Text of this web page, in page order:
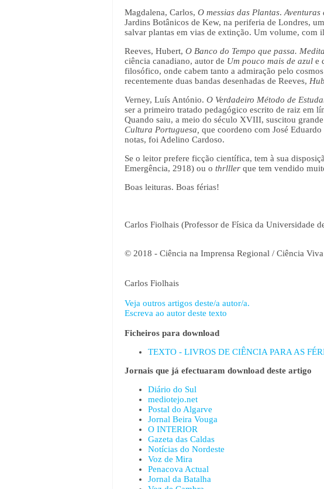
Magdalena, Carlos, O messias das Plantas. Aventuras
Jardins Botânicos de Kew, na periferia de Londres,
salvar plantas em vias de extinção. Um volume, com
Reeves, Hubert, O Banco do Tempo que passa.
ciência canadiano, autor de Um pouco mais de azul e
filosófico, onde cabem tanto a admiração pelo
recentemente duas bandas desenhadas de Reeves,
Verney, Luís António. O Verdadeiro Método de
ser a primeiro tratado pedagógico escrito de raiz em
Quando saiu, a meio do século XVIII, suscitou
Cultura Portuguesa, que coordeno com José
notas, foi Adelino Cardoso.
Se o leitor prefere ficção científica, tem à sua
Emergência, 2918) ou o thrlller que tem vendido
Boas leituras. Boas férias!
Carlos Fiolhais (Professor de Física da Universidade
© 2018 - Ciência na Imprensa Regional / Ciência Viva
Carlos Fiolhais
Veja outros artigos deste/a autor/a.
Escreva ao autor deste texto
Ficheiros para download
TEXTO - LIVROS DE CIÊNCIA PARA AS
Jornais que já efectuaram download deste artigo
Diário do Sul
mediotejo.net
Postal do Algarve
Jornal Beira Vouga
O INTERIOR
Gazeta das Caldas
Notícias do Nordeste
Voz de Mira
Penacova Actual
Jornal da Batalha